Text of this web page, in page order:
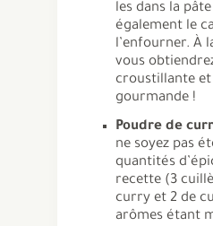
les dans la
également le
l’enfourner. À
vous
croustillante
gourmande !
Poudre de
ne soyez pas
quantités
recette (3
curry et 2 de
arômes étant